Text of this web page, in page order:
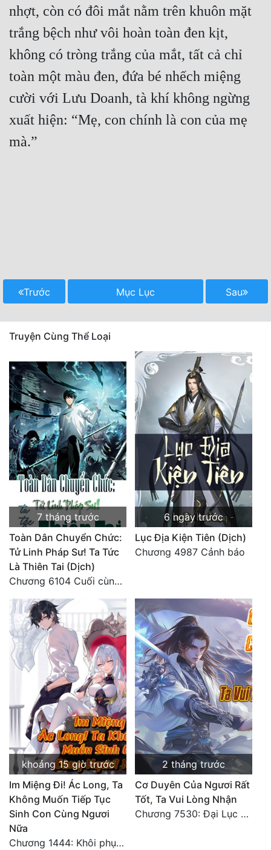
nhợt, còn có đôi mắt nằm trên khuôn mặt
trắng bệch như vôi hoàn toàn đen kịt,
không có tròng trắng của mắt, tất cả chỉ
toàn một màu đen, đứa bé nhếch miệng
cười với Lưu Doanh, tà khí không ngừng
xuất hiện: “Mẹ, con chính là con của mẹ
mà.”
Trước Mục Lục Sau
Truyện Cùng Thể Loại
7 tháng trước
Toàn Dân Chuyển Chức:
Tử Linh Pháp Sư! Ta Tức
Là Thiên Tai (Dịch)
Chương 6104 Cuối cùng (HẾT)
6 ngày trước
Lục Địa Kiện Tiên (Dịch)
Chương 4987 Cảnh báo
khoảng 15 giờ trước
Im Miệng Đi! Ác Long, Ta
Không Muốn Tiếp Tục
Sinh Con Cùng Ngươi
Nữa
Chương 1444: Khôi phục quỹ đạo
2 tháng trước
Cơ Duyên Của Ngươi Rất
Tốt, Ta Vui Lòng Nhận
Chương 7530: Đại Lục Khởi Nguyên – Kiến Thành 71